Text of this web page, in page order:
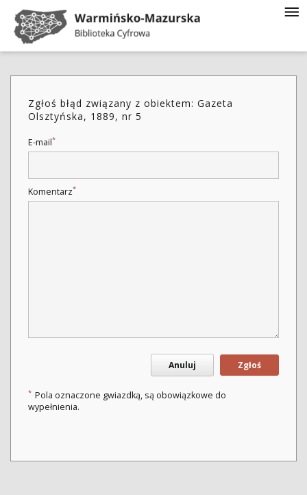
Zgłoś błąd związany z obiektem: Gazeta
Olsztyńska, 1889, nr 5
E-mail*
Komentarz*
Anuluj Zgłoś
* Pola oznaczone gwiazdką, są obowiązkowe do
wypełnienia.